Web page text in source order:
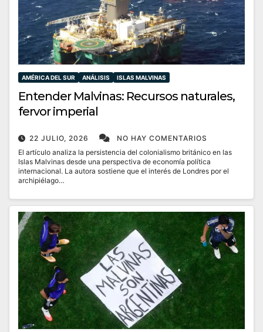
AMÉRICA DEL SUR ANÁLISIS ISLAS MALVINAS
Entender Malvinas: Recursos naturales,
fervor imperial
22 JULIO, 2026
NO HAY COMENTARIOS
El artículo analiza la persistencia del colonialismo británico en las
Islas Malvinas desde una perspectiva de economía política
internacional. La autora sostiene que el interés de Londres por el
archipiélago…